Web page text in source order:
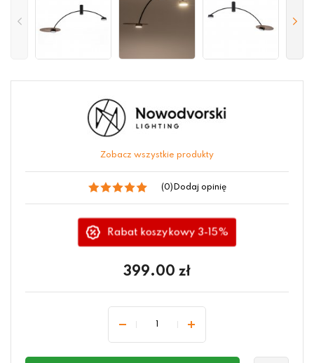
Zobacz wszystkie produkty
(0) Dodaj opinię
Rabat koszykowy 3-15%
399.00 zł